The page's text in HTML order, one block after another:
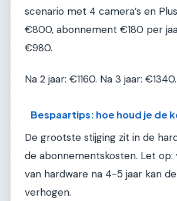
scenario met 4 camera’s en
€800, abonnement €180 per
€980.
Na 2 jaar: €1160. Na 3 jaar: €1340.
Bespaartips: hoe houd je de
De grootste stijging zit in de
de abonnementskosten. Let op:
van hardware na 4-5 jaar kan
verhogen.